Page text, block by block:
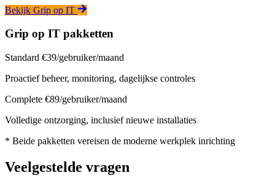
Bekijk Grip op IT
Grip op IT pakketten
Standard €39/gebruiker/maand
Proactief beheer, monitoring, dagelijkse controles
Complete €89/gebruiker/maand
Volledige ontzorging, inclusief nieuwe installaties
* Beide pakketten vereisen de moderne werkplek inrichting
Veelgestelde vragen